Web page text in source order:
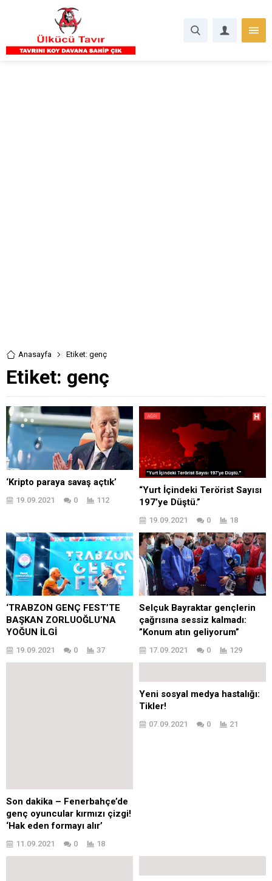
Anasayfa Etiket: genç
Etiket: genç
‘Kripto paraya savaş açtık’
19.09.2021 0 112
“Yurt İçindeki Terörist Sayısı
197’ye Düştü.”
19.09.2021 0 18
‘TRABZON GENÇ FEST’TE
BAŞKAN ZORLUOĞLU’NA
YOĞUN İLGİ
19.09.2021 0 37
Selçuk Bayraktar gençlerin
çağrısına sessiz kalmadı:
”Konum atın geliyorum”
17.09.2021 0 129
Son dakika – Fenerbahçe’de
genç oyuncular kırmızı çizgi!
‘Hak eden formayı alır’
11.09.2021 0 18
Yeni sosyal medya hastalığı:
Tikler!
07.09.2021 0 21